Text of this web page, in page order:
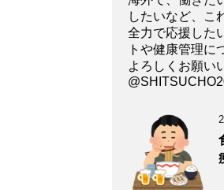
したいなど、こ
全力で応援した
トや健康管理に
よろしくお願い